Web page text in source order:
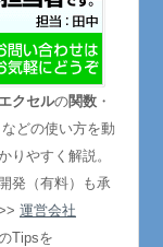
クセルの関数 ・
などの使い方を動
りやすく解説。
発（有料）も承
運営会社
Tipsを